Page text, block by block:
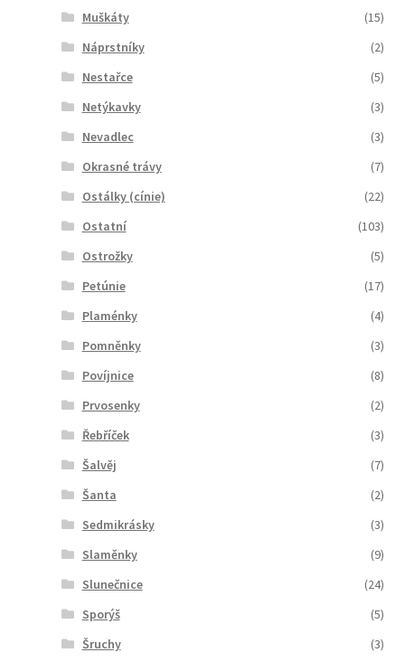
Muškáty
(15)
Náprstníky
(2)
Nestařce
(5)
Netýkavky
(3)
Nevadlec
(3)
Okrasné trávy
(7)
Ostálky (cínie)
(22)
Ostatní
(103)
Ostrožky
(5)
Petúnie
(17)
Plaménky
(4)
Pomněnky
(3)
Povíjnice
(8)
Prvosenky
(2)
Řebříček
(3)
Šalvěj
(7)
Šanta
(2)
Sedmikrásky
(3)
Slaměnky
(9)
Slunečnice
(24)
Sporýš
(5)
Šruchy
(3)